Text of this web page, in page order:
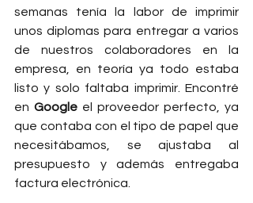
semanas tenía la labor de imprimir
unos diplomas para entregar a varios
de nuestros colaboradores en la
empresa, en teoría ya todo estaba
listo y solo faltaba imprimir. Encontré
en Google el proveedor perfecto, ya
que contaba con el tipo de papel que
necesitábamos, se ajustaba al
presupuesto y además entregaba
factura electrónica.